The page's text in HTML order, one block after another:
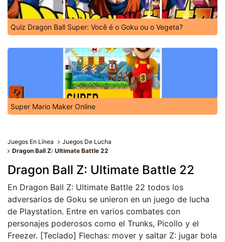
Quiz Dragon Ball Super: Você é o Goku ou o Vegeta?
Super Mario Maker Online
Juegos En Línea
Juegos De Lucha
Dragon Ball Z: Ultimate Battle 22
Dragon Ball Z: Ultimate Battle 22
En Dragon Ball Z: Ultimate Battle 22 todos los
adversarios de Goku se unieron en un juego de lucha
de Playstation. Entre en varios combates con
personajes poderosos como el Trunks, Picollo y el
Freezer. [Teclado] Flechas: mover y saltar Z: jugar bola